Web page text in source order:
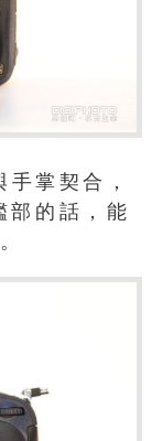
掌契合，
部的話，能